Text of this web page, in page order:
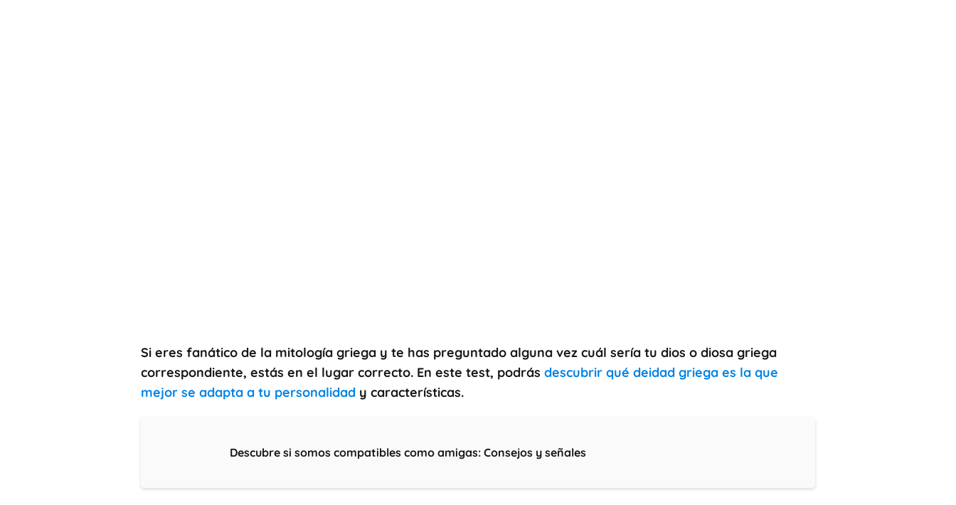
Si eres fanático de la mitología griega y te has preguntado alguna vez cuál sería tu dios o diosa griega
correspondiente, estás en el lugar correcto. En este test, podrás descubrir qué deidad griega es la que
mejor se adapta a tu personalidad y características.
Descubre si somos compatibles como amigas: Consejos y señales